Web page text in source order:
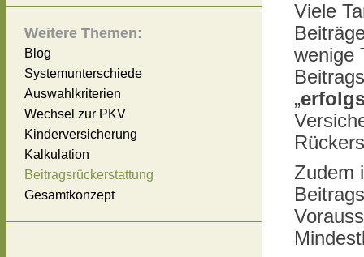
Viele
wenige
„
Zudem
Weitere Themen:
Blog
Systemunterschiede
Auswahlkriterien
Wechsel zur PKV
Kinderversicherung
Kalkulation
Beitragsrückerstattung
Gesamtkonzept